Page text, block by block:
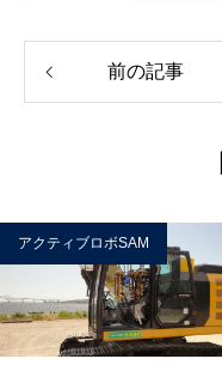
前の記事
アクティブロボSAM